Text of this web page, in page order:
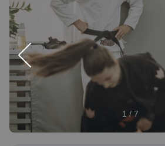
1 / 7